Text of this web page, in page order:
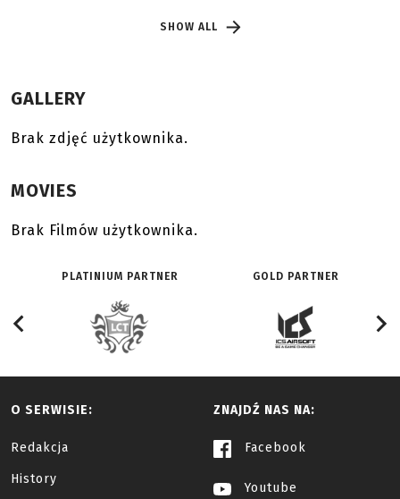
SHOW ALL
GALLERY
Brak zdjęć użytkownika.
MOVIES
Brak Filmów użytkownika.
PLATINIUM PARTNER GOLD PARTNER
O SERWISIE:
Redakcja
History
ZNAJDŹ NAS NA:
Facebook
Youtube